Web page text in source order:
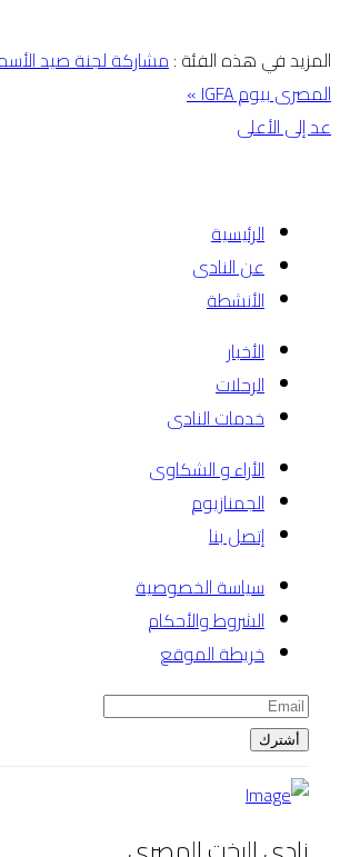
المزيد في هذه الفئة :مشاركة لجنة صيد
المصرى بيوم IGFA »
عد إلى الأعلى
الرئيسية
عن النادى
الأنشطة
الأخبار
الرحلات
خدمات النادى
الأراء و الشكاوى
الجمنازيوم
إتصل بنا
سياسة الخصوصية
الشروط والأحكام
خريطة الموقع
أشترك